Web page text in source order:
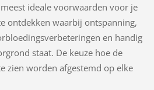
ideale voorwaarden voor je
ontdekken waarbij ontspanning,
en handig
staat. De keuze hoe de
zien worden afgestemd op elke